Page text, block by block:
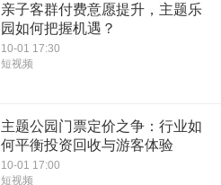
亲子客群付费意愿提升，主题乐
园如何把握机遇？
10-01 17:30
短视频
主题公园门票定价之争：行业如
何平衡投资回收与游客体验
10-01 17:00
短视频